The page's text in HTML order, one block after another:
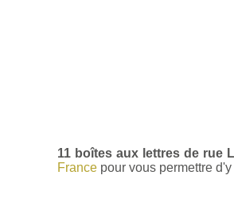
11 boîtes aux lettres de rue
France pour vous permettre